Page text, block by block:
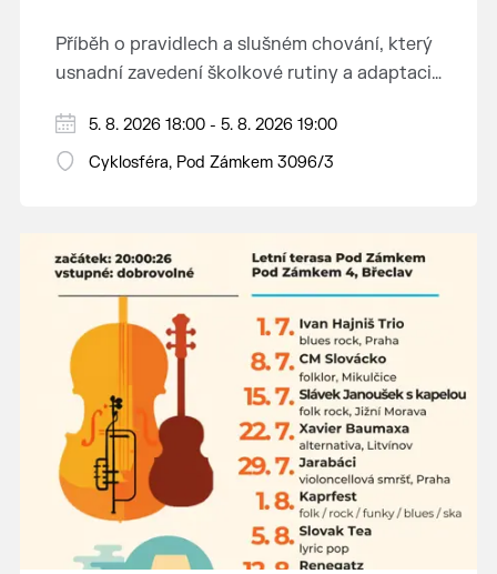
Příběh o pravidlech a slušném chování, který
usnadní zavedení školkové rutiny a adaptaci
Hraje se jen za příznivého počasí.
Vstupné dobrovolné.
5. 8. 2026 18:00 - 5. 8. 2026 19:00
Cyklosféra, Pod Zámkem 3096/3